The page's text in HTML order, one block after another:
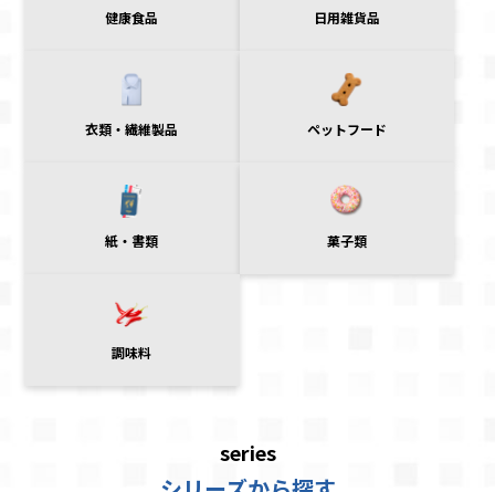
健康食品 日用雑貨品
衣類・繊維製品 ペットフード
紙・書類 菓子類
調味料
series